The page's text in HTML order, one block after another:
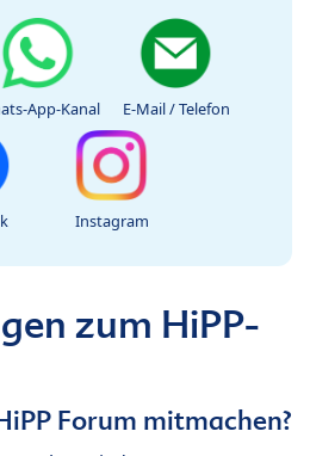
App-Kanal E-Mail / Telefon
Instagram
zum HiPP-
Forum mitmachen?